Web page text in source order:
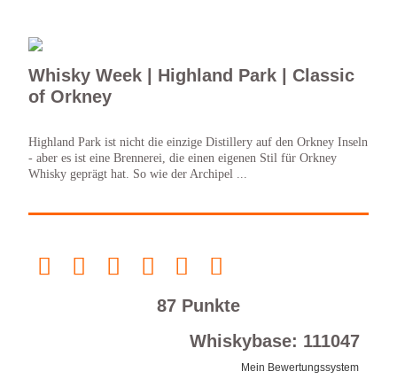
Whisky Week | Highland Park | Classic
of Orkney
Highland Park ist nicht die einzige Distillery auf den Orkney Inseln
- aber es ist eine Brennerei, die einen eigenen Stil für Orkney
Whisky geprägt hat. So wie der Archipel ...
87 Punkte
Whiskybase: 111047
Mein Bewertungssystem